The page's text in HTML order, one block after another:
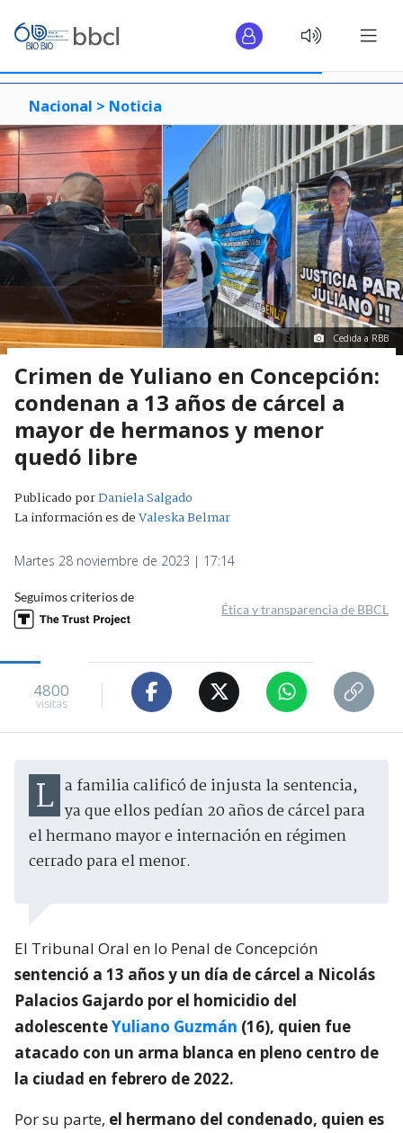
Nacional > Noticia
Cedida a RBB
Crimen de Yuliano en Concepción:
condenan a 13 años de cárcel a
mayor de hermanos y menor
quedó libre
Publicado porDaniela Salgado
La información es deValeska Belmar
Martes 28 noviembre de 2023 | 17:14
Seguimos criterios de
Ética y transparencia de BBCL
4800
visitas
La familia calificó de injusta la sentencia, ya que ellos pedían 20 años de cárcel para
el hermano mayor e internación en régimen
cerrado para el menor.
El Tribunal Oral en lo Penal de Concepción
sentenció a 13 años y un día de cárcel a Nicolás
Palacios Gajardo por el homicidio del
adolescenteYuliano Guzmán (16), quien fue
atacado con un arma blanca en pleno centro de
la ciudad en febrero de 2022.
Por su parte, el hermano del condenado, quien es